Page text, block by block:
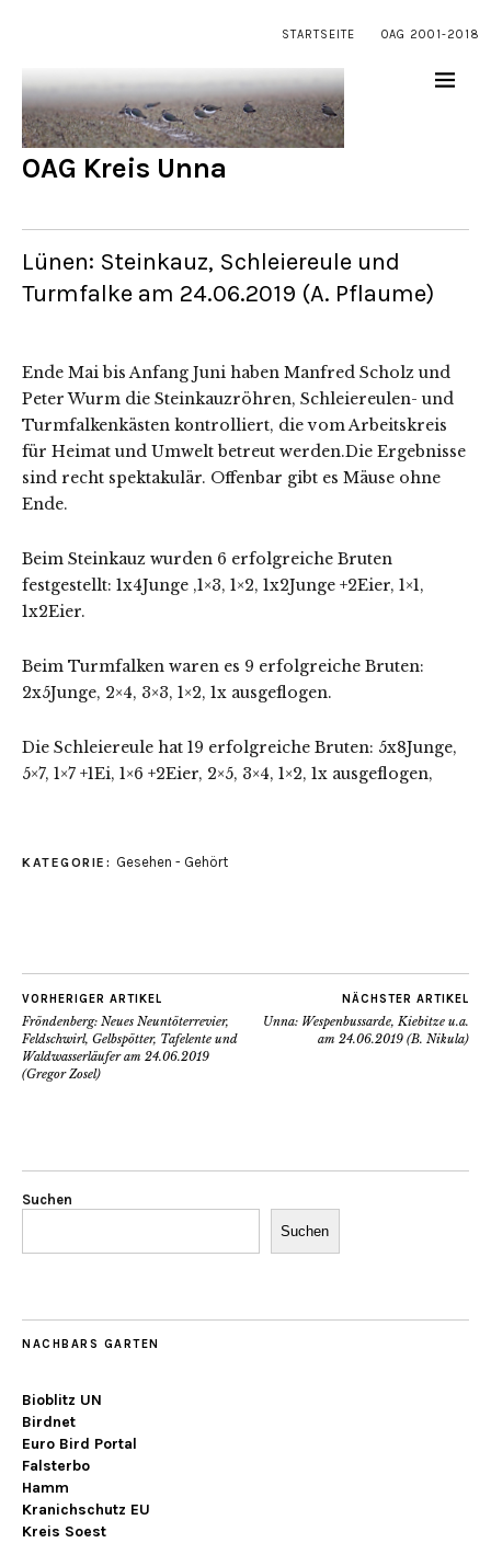
STARTSEITE OAG 2001-2018
OAG Kreis Unna
Lünen: Steinkauz, Schleiereule und
Turmfalke am 24.06.2019 (A. Pflaume)
Ende Mai bis Anfang Juni haben Manfred Scholz und
Peter Wurm die Steinkauzröhren, Schleiereulen- und
Turmfalkenkästen kontrolliert, die vom Arbeitskreis
für Heimat und Umwelt betreut werden.Die Ergebnisse
sind recht spektakulär. Offenbar gibt es Mäuse ohne
Ende.
Beim Steinkauz wurden 6 erfolgreiche Bruten
festgestellt: 1x4Junge ,1×3, 1×2, 1x2Junge +2Eier, 1×1,
1x2Eier.
Beim Turmfalken waren es 9 erfolgreiche Bruten:
2x5Junge, 2×4, 3×3, 1×2, 1x ausgeflogen.
Die Schleiereule hat 19 erfolgreiche Bruten: 5x8Junge,
5×7, 1×7 +1Ei, 1×6 +2Eier, 2×5, 3×4, 1×2, 1x ausgeflogen,
KATEGORIE: Gesehen - Gehört
VORHERIGER ARTIKEL
Fröndenberg: Neues Neuntöterrevier,
Feldschwirl, Gelbspötter, Tafelente und
Waldwasserläufer am 24.06.2019
(Gregor Zosel)
NÄCHSTER ARTIKEL
Unna: Wespenbussarde, Kiebitze u.a.
am 24.06.2019 (B. Nikula)
Suchen
Suchen
NACHBARS GARTEN
Bioblitz UN
Birdnet
Euro Bird Portal
Falsterbo
Hamm
Kranichschutz EU
Kreis Soest